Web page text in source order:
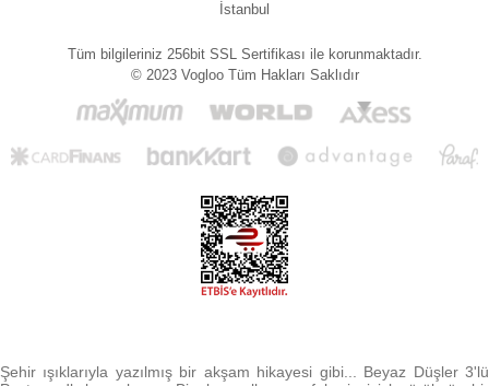
İstanbul
Tüm bilgileriniz 256bit SSL Sertifikası ile korunmaktadır.
© 2023 Vogloo Tüm Hakları Saklıdır
Şehir ışıklarıyla yazılmış bir akşam hikayesi gibi... Beyaz Düşler 3'lü